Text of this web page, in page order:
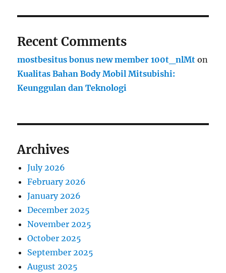
Recent Comments
mostbesitus bonus new member 100t_nlMt on
Kualitas Bahan Body Mobil Mitsubishi:
Keunggulan dan Teknologi
Archives
July 2026
February 2026
January 2026
December 2025
November 2025
October 2025
September 2025
August 2025